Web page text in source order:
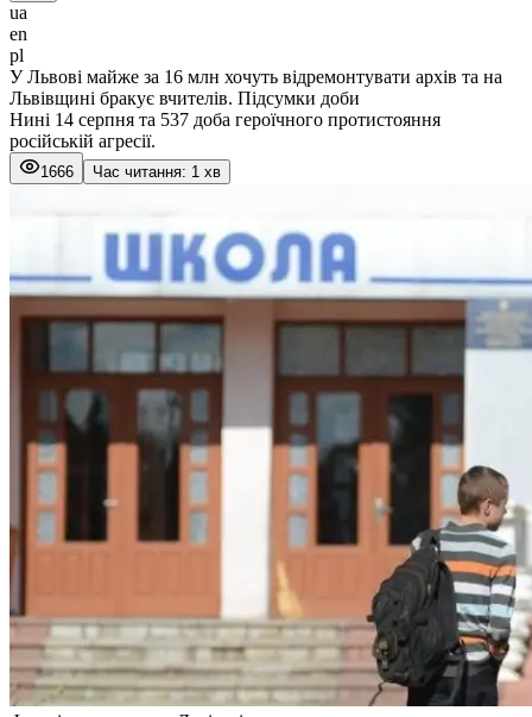
ua
en
pl
У Львові майже за 16 млн хочуть відремонтувати архів та на
Львівщині бракує вчителів. Підсумки доби
Нині 14 серпня та 537 доба героїчного протистояння
російській агресії.
1666 Час читання: 1 хв